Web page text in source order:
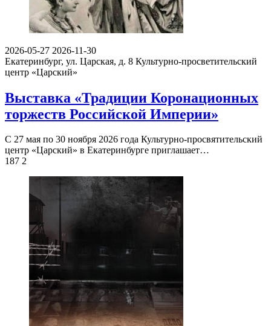
2026-05-27 2026-11-30
Екатеринбург, ул. Царская, д. 8 Культурно-просветительский
центр «Царский»
Выставка «Традиции Коронационных
торжеств Российской Империи»
С 27 мая по 30 ноября 2026 года Культурно-просвятительский
центр «Царский» в Екатеринбурге приглашает…
187 2